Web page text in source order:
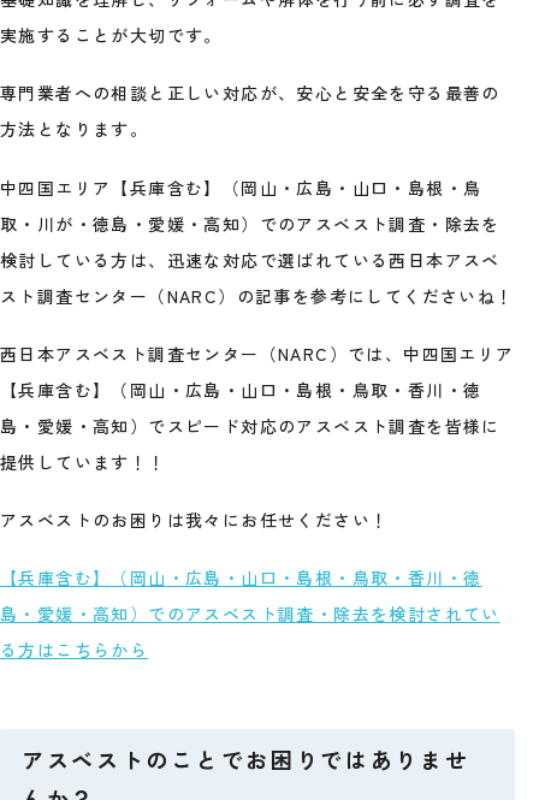
実施することが大切です。
専門業者への相談と正しい対応が、安心と安全を守る最善の
方法となります。
中四国エリア【兵庫含む】（岡山・広島・山口・島根・鳥
取・川が・徳島・愛媛・高知）でのアスベスト調査・除去を
検討している方は、迅速な対応で選ばれている西日本アスベ
スト調査センター（NARC）の記事を参考にしてくださいね！
西日本アスベスト調査センター（NARC）では、中四国エリア
【兵庫含む】（岡山・広島・山口・島根・鳥取・香川・徳
島・愛媛・高知）でスピード対応のアスベスト調査を皆様に
提供しています！！
アスベストのお困りは我々にお任せください！
【兵庫含む】（岡山・広島・山口・島根・鳥取・香川・徳
島・愛媛・高知）でのアスベスト調査・除去を検討されてい
る方はこちらから
アスベストのことでお困りではありませ